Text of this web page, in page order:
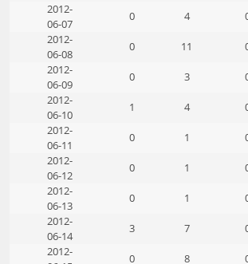
2012-
06-07
0 4
2012-
06-08
0 11
2012-
06-09
0 3
2012-
06-10
1 4
2012-
06-11
0 1
2012-
06-12
0 1
2012-
06-13
0 1
2012-
06-14
3 7
2012-
0 8